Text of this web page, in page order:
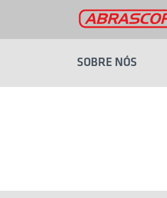
SOBRE NÓS